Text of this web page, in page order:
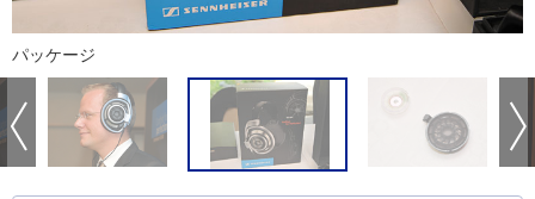
パッケージ